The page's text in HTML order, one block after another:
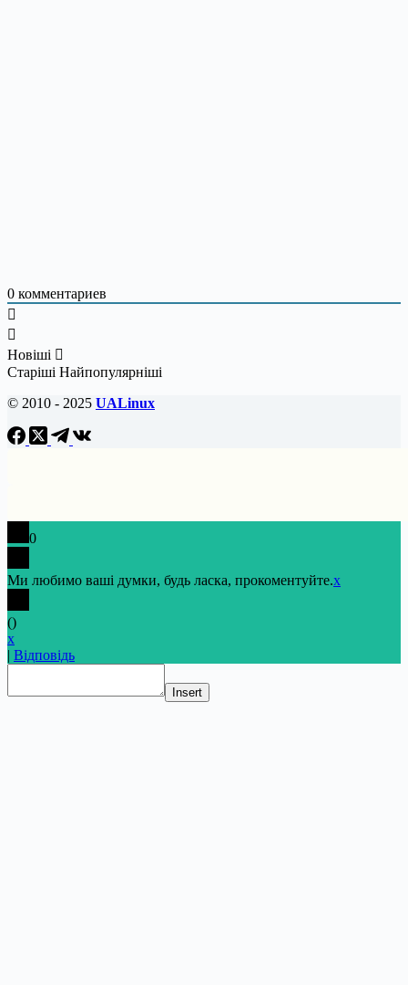
0 комментариев
Новіші
Старіші Найпопулярніші
© 2010 - 2025 UALinux
0
Ми любимо ваші думки, будь ласка, прокоментуйте.x
()
x
| Відповідь
Insert